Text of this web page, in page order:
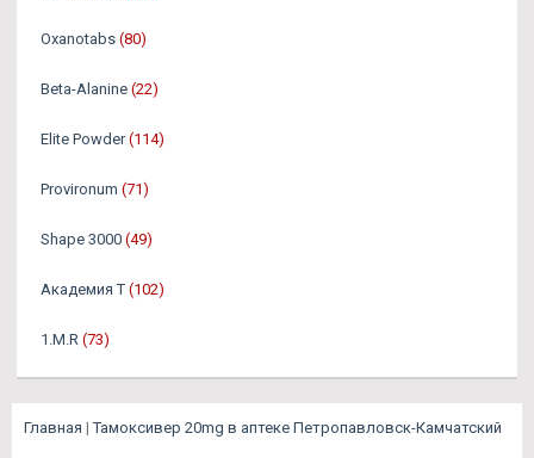
Oxanotabs (80)
Beta-Alanine (22)
Elite Powder (114)
Provironum (71)
Shape 3000 (49)
Академия Т (102)
1.M.R (73)
Главная |Тамоксивер 20mg в аптеке Петропавловск-Камчатский